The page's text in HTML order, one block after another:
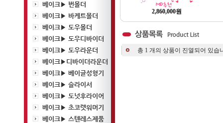
베이크▶ 번몰더
베이크▶ 바케트몰더
베이크▶ 도우몰더
베이크▶ 도우디바이더
베이크▶ 도우라운더
베이크▶디바이더라운더
베이크▶ 베이글성형기
베이크▶ 슬라이서
베이크▶ 도넛후라이어
베이크▶ 초코렛워머기
베이크▶ 스텐레스제품
2,860,000원
총 1 개의 상품이 진열되어 있습